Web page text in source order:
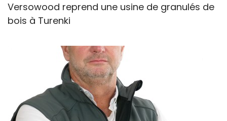
Versowood reprend une usine de granulés de
bois à Turenki